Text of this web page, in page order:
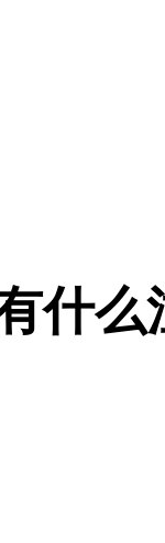
什么